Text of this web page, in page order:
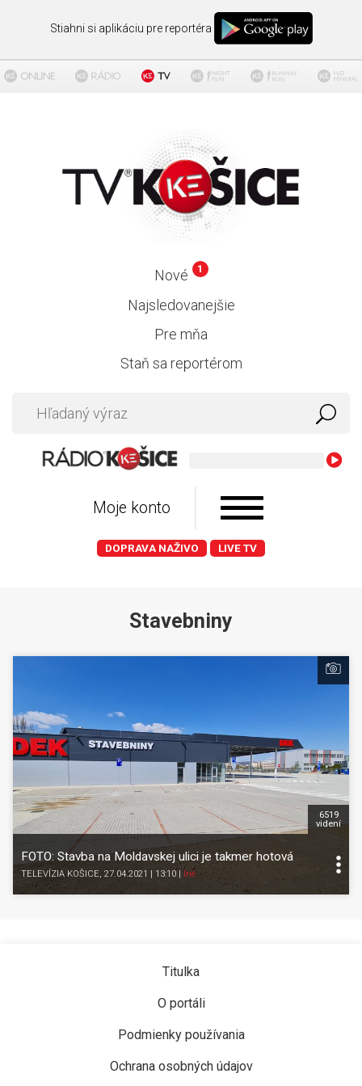
Stiahni si aplikáciu pre reportéra
Nové 1
Najsledovanejšie
Pre mňa
Staň sa reportérom
Moje konto
DOPRAVA NAŽIVO LIVE TV
Stavebniny
FOTO: Stavba na Moldavskej ulici je takmer hotová
TELEVÍZIA KOŠICE, 27.04.2021 | 13:10 Iné
6519
videní
Titulka
O portáli
Podmienky používania
Ochrana osobných údajov